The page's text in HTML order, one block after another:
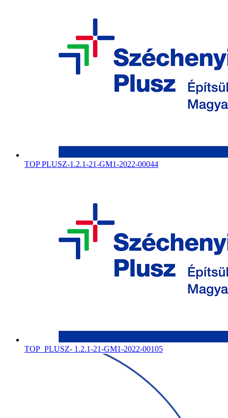
TOP PLUSZ-1.2.1-21-GM1-2022-00044
TOP_PLUSZ- 1.2.1-21-GM1-2022-00105